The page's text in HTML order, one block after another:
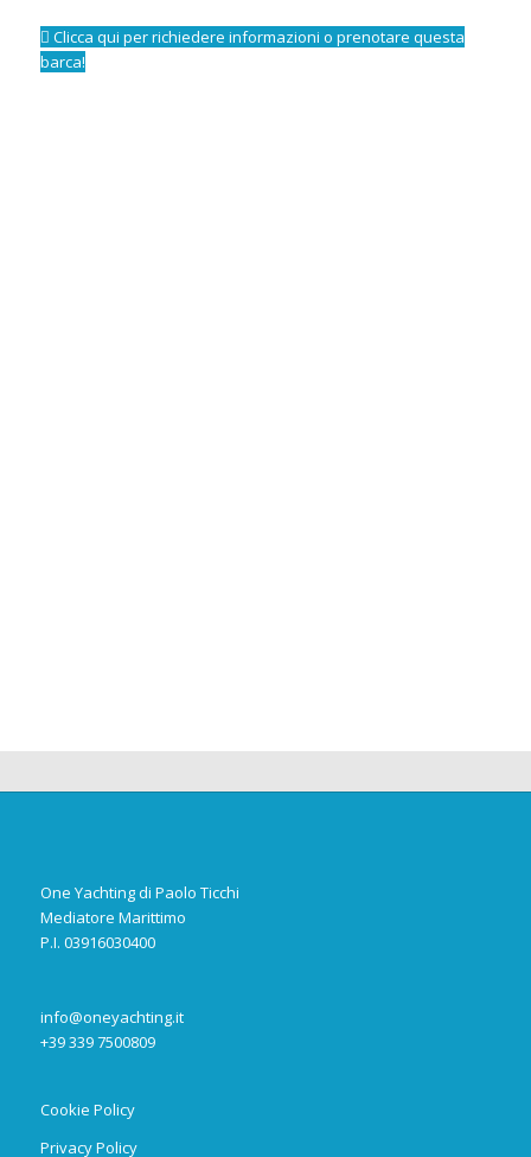
Clicca qui per richiedere informazioni o prenotare questa
barca!
One Yachting di Paolo Ticchi
Mediatore Marittimo
P.I. 03916030400
info@oneyachting.it
+39 339 7500809
Cookie Policy
Privacy Policy